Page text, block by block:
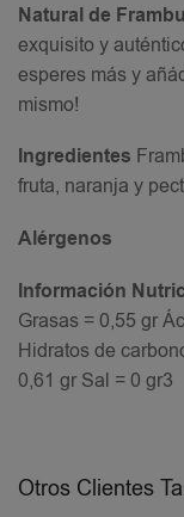
Natural de
exquisito y
esperes más y
mismo!
Ingredientes
fruta, naranja y
Alérgenos
Información
Grasas = 0,55 gr
Hidratos de
0,61 gr Sal = 0 gr3
Otros Clientes